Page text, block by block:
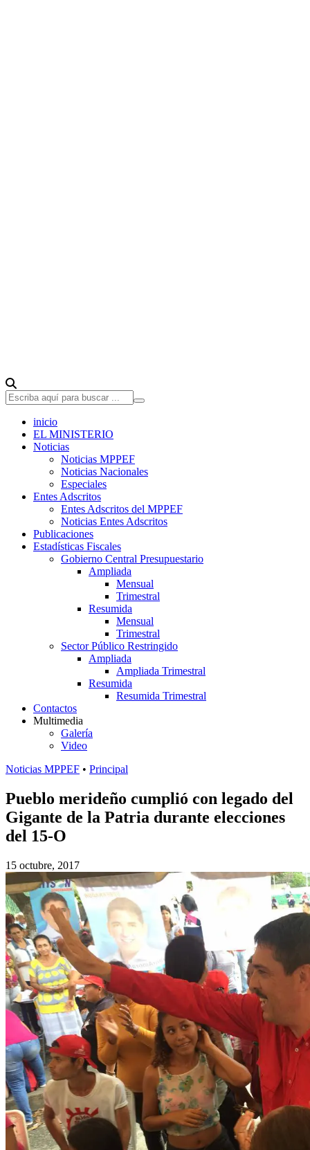
inicio
EL MINISTERIO
Noticias
Noticias MPPEF
Noticias Nacionales
Especiales
Entes Adscritos
Entes Adscritos del MPPEF
Noticias Entes Adscritos
Publicaciones
Estadísticas Fiscales
Gobierno Central Presupuestario
Ampliada
Mensual
Trimestral
Resumida
Mensual
Trimestral
Sector Público Restringido
Ampliada
Ampliada Trimestral
Resumida
Resumida Trimestral
Contactos
Multimedia
Galería
Video
Noticias MPPEF • Principal
Pueblo merideño cumplió con legado del
Gigante de la Patria durante elecciones
del 15-O
15 octubre, 2017